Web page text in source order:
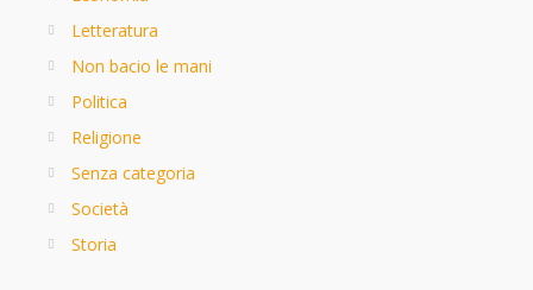
Letteratura
Non bacio le mani
Politica
Religione
Senza categoria
Società
Storia